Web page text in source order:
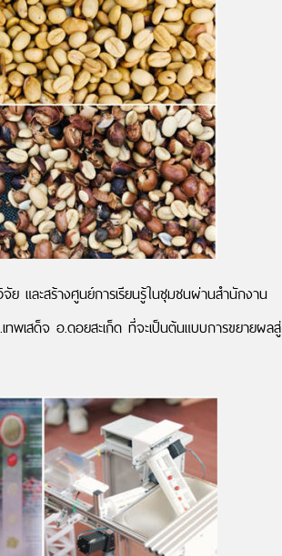
และสร้างศูนย์การเรียนรู้ในชุมชนผ่านสำนักงาน
เสด็จ อ.ดอยสะเก็ด ที่จะเป็นต้นแบบการขยายผลสู่